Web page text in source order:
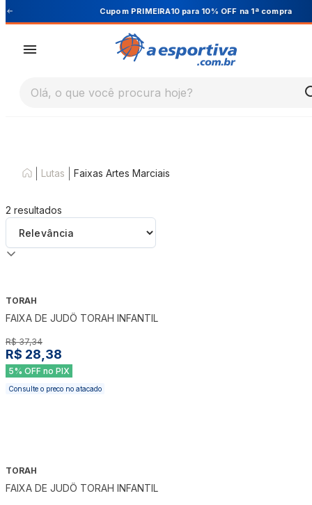
Cupom PRIMEIRA10 para 10% OFF na 1ª compra
Olá, o que você procura hoje?
Lutas Faixas Artes Marciais
2 resultados
TORAH
FAIXA DE JUDÔ TORAH INFANTIL
R$ 37,34
R$ 28,38
5% OFF no PIX
Consulte o preco no atacado
TORAH
FAIXA DE JUDÔ TORAH INFANTIL